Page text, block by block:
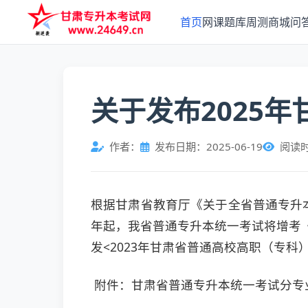
首页网课题库周测商城问
关于发布2025年
作者： 发布日期：2025-06-19 阅读
根据甘肃省教育厅《关于全省普通专
年起，我省普通专升本统一考试将增
发<2023年甘肃省普通高校高职（专科
附件：甘肃省普通专升本统一考试分